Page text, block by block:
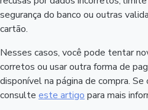
segurança do banco ou outras
cartão.
Nesses casos, você pode tentar
corretos ou usar outra forma de
disponível na página de compra.
consulte este artigo para mais